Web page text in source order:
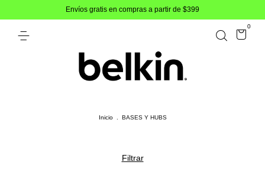
Envíos gratis en compras a partir de $399
0
Inicio BASES Y HUBS
Filtrar